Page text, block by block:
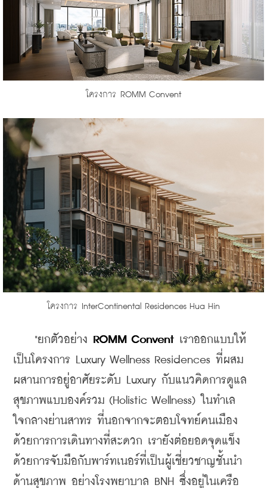
โครงการ ROMM Convent
โครงการ InterContinental Residences Hua Hin
​    "ยกตัวอย่าง ROMM Convent เราออกแบบให้
เป็นโครงการ Luxury Wellness Residences ที่ผสม
ผสานการอยู่อาศัยระดับ Luxury กับแนวคิดการดูแล
สุขภาพแบบองค์รวม (Holistic Wellness) ในทำเล
ใจกลางย่านสาทร ที่นอกจากจะตอบโจทย์คนเมือง
ด้วยการการเดินทางที่สะดวก เรายังต่อยอดจุดแข็ง
ด้วยการจับมือกับพาร์ทเนอร์ที่เป็นผู้เชี่ยวชาญชั้นนำ
ด้านสุขภาพ อย่างโรงพยาบาล BNH ซึ่งอยู่ในเครือ